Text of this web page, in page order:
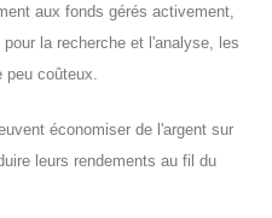
aux fonds gérés activement,
la recherche et l'analyse, les
coûteux.
économiser de l'argent sur
leurs rendements au fil du